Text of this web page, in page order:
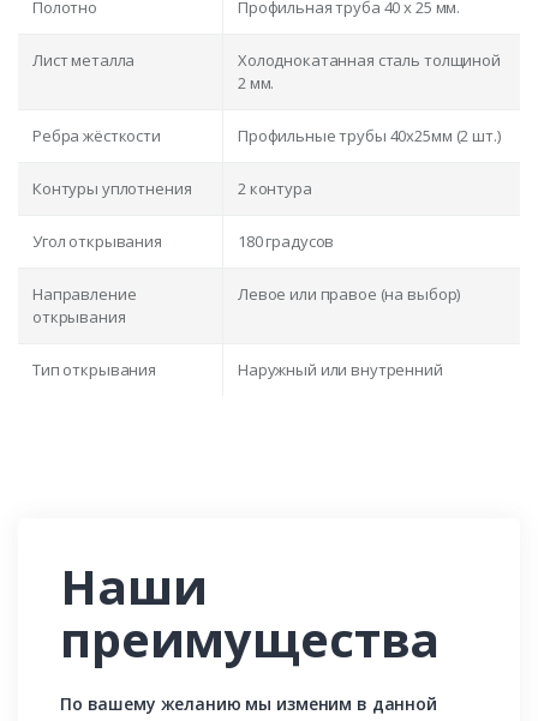
Полотно Профильная труба 40 х 25 мм.
Лист металла
Холоднокатанная сталь толщиной
2 мм.
Ребра жёсткости Профильные трубы 40х25мм (2 шт.)
Контуры уплотнения 2 контура
Угол открывания 180 градусов
Направление
открывания
Левое или правое (на выбор)
Тип открывания Наружный или внутренний
Наши
преимущества
По вашему желанию мы изменим в данной